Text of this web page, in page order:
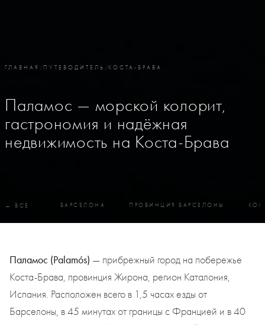
ГЛАВНАЯ /ПУТЕВОДИТЕЛЬ /КОСТА-БРАВА
Паламос — морской колорит,
гастрономия и надёжная
недвижимость на Коста-Брава
← ВСЕ БАРСЕЛОНА ПРОВИНЦИЯ БАРСЕЛОНЫ
Паламос (Palamós) — прибрежный город на побережье
Коста-Брава, провинция Жирона, регион Каталония,
Испания. Расположен всего в 1,5 часах езды от
Барселоны, в 45 минутах от границы с Францией и в 40